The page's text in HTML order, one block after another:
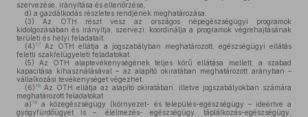
szervezése, irányítása és ellenőrzése,
d) a gazdálkodás részletes rendjének meghatározása.
(3) Az OTH részt vesz az országos népegészségügyi programok
kidolgozásában és irányítja, szervezi, koordinálja a programok végrehajtásának
területi és helyi feladatait.
(4) 17
Az OTH ellátja a jogszabályban meghatározott, egészségügyi ellátás
feletti szakfelügyeleti feladatokat.
(5) Az OTH alaptevékenységének teljes körű ellátása mellett, a szabad
kapacitása kihasználásával – az alapító okiratában meghatározott arányban –
vállalkozási tevékenységet végezhet.
(6) 18 Az OTH ellátja az alapító okiratában, illetve jogszabályokban számára
meghatározott feladatokat
a) 19
a közegészségügy (környezet- és település-egészségügy – ideértve a
gyógyfürdőügyet is –, élelmezés- egészségügy, táplálkozás-egészségügy,